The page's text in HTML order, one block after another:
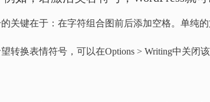
关键在于：在字符组合图前后添加空格。单纯的
转换表情符号，可以在Options > Writing中关闭该